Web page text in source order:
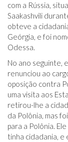
com a Rússia,
Saakashvili
obteve a
Geórgia, e foi
Odessa.
No ano seguinte,
renunciou ao
oposição contra
uma visita aos
retirou-lhe a
da Polônia, mas
para a Polônia.
tinha cidadania, e